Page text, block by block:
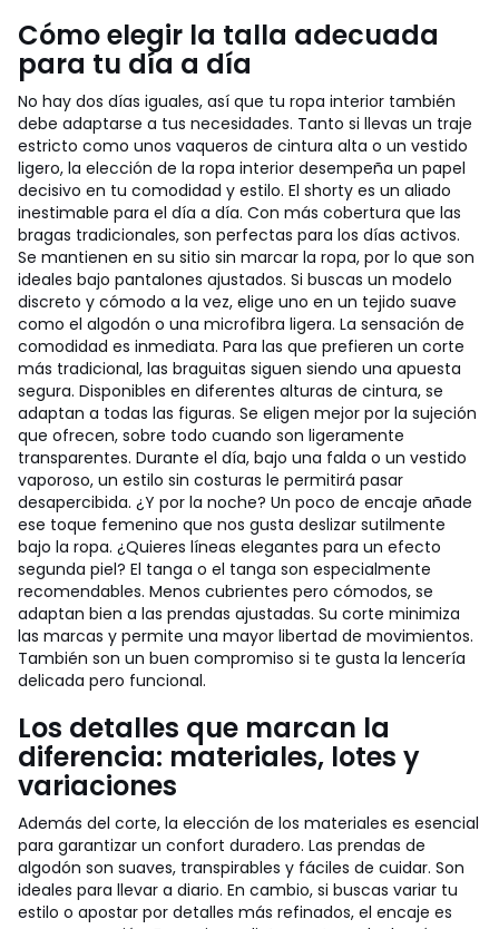
Cómo elegir la talla adecuada
para tu día a día
No hay dos días iguales, así que tu ropa interior también
debe adaptarse a tus necesidades. Tanto si llevas un traje
estricto como unos vaqueros de cintura alta o un vestido
ligero, la elección de la ropa interior desempeña un papel
decisivo en tu comodidad y estilo. El shorty es un aliado
inestimable para el día a día. Con más cobertura que las
bragas tradicionales, son perfectas para los días activos.
Se mantienen en su sitio sin marcar la ropa, por lo que son
ideales bajo pantalones ajustados. Si buscas un modelo
discreto y cómodo a la vez, elige uno en un tejido suave
como el algodón o una microfibra ligera. La sensación de
comodidad es inmediata. Para las que prefieren un corte
más tradicional, las braguitas siguen siendo una apuesta
segura. Disponibles en diferentes alturas de cintura, se
adaptan a todas las figuras. Se eligen mejor por la sujeción
que ofrecen, sobre todo cuando son ligeramente
transparentes. Durante el día, bajo una falda o un vestido
vaporoso, un estilo sin costuras le permitirá pasar
desapercibida. ¿Y por la noche? Un poco de encaje añade
ese toque femenino que nos gusta deslizar sutilmente
bajo la ropa. ¿Quieres líneas elegantes para un efecto
segunda piel? El tanga o el tanga son especialmente
recomendables. Menos cubrientes pero cómodos, se
adaptan bien a las prendas ajustadas. Su corte minimiza
las marcas y permite una mayor libertad de movimientos.
También son un buen compromiso si te gusta la lencería
delicada pero funcional.
Los detalles que marcan la
diferencia: materiales, lotes y
variaciones
Además del corte, la elección de los materiales es esencial
para garantizar un confort duradero. Las prendas de
algodón son suaves, transpirables y fáciles de cuidar. Son
ideales para llevar a diario. En cambio, si buscas variar tu
estilo o apostar por detalles más refinados, el encaje es